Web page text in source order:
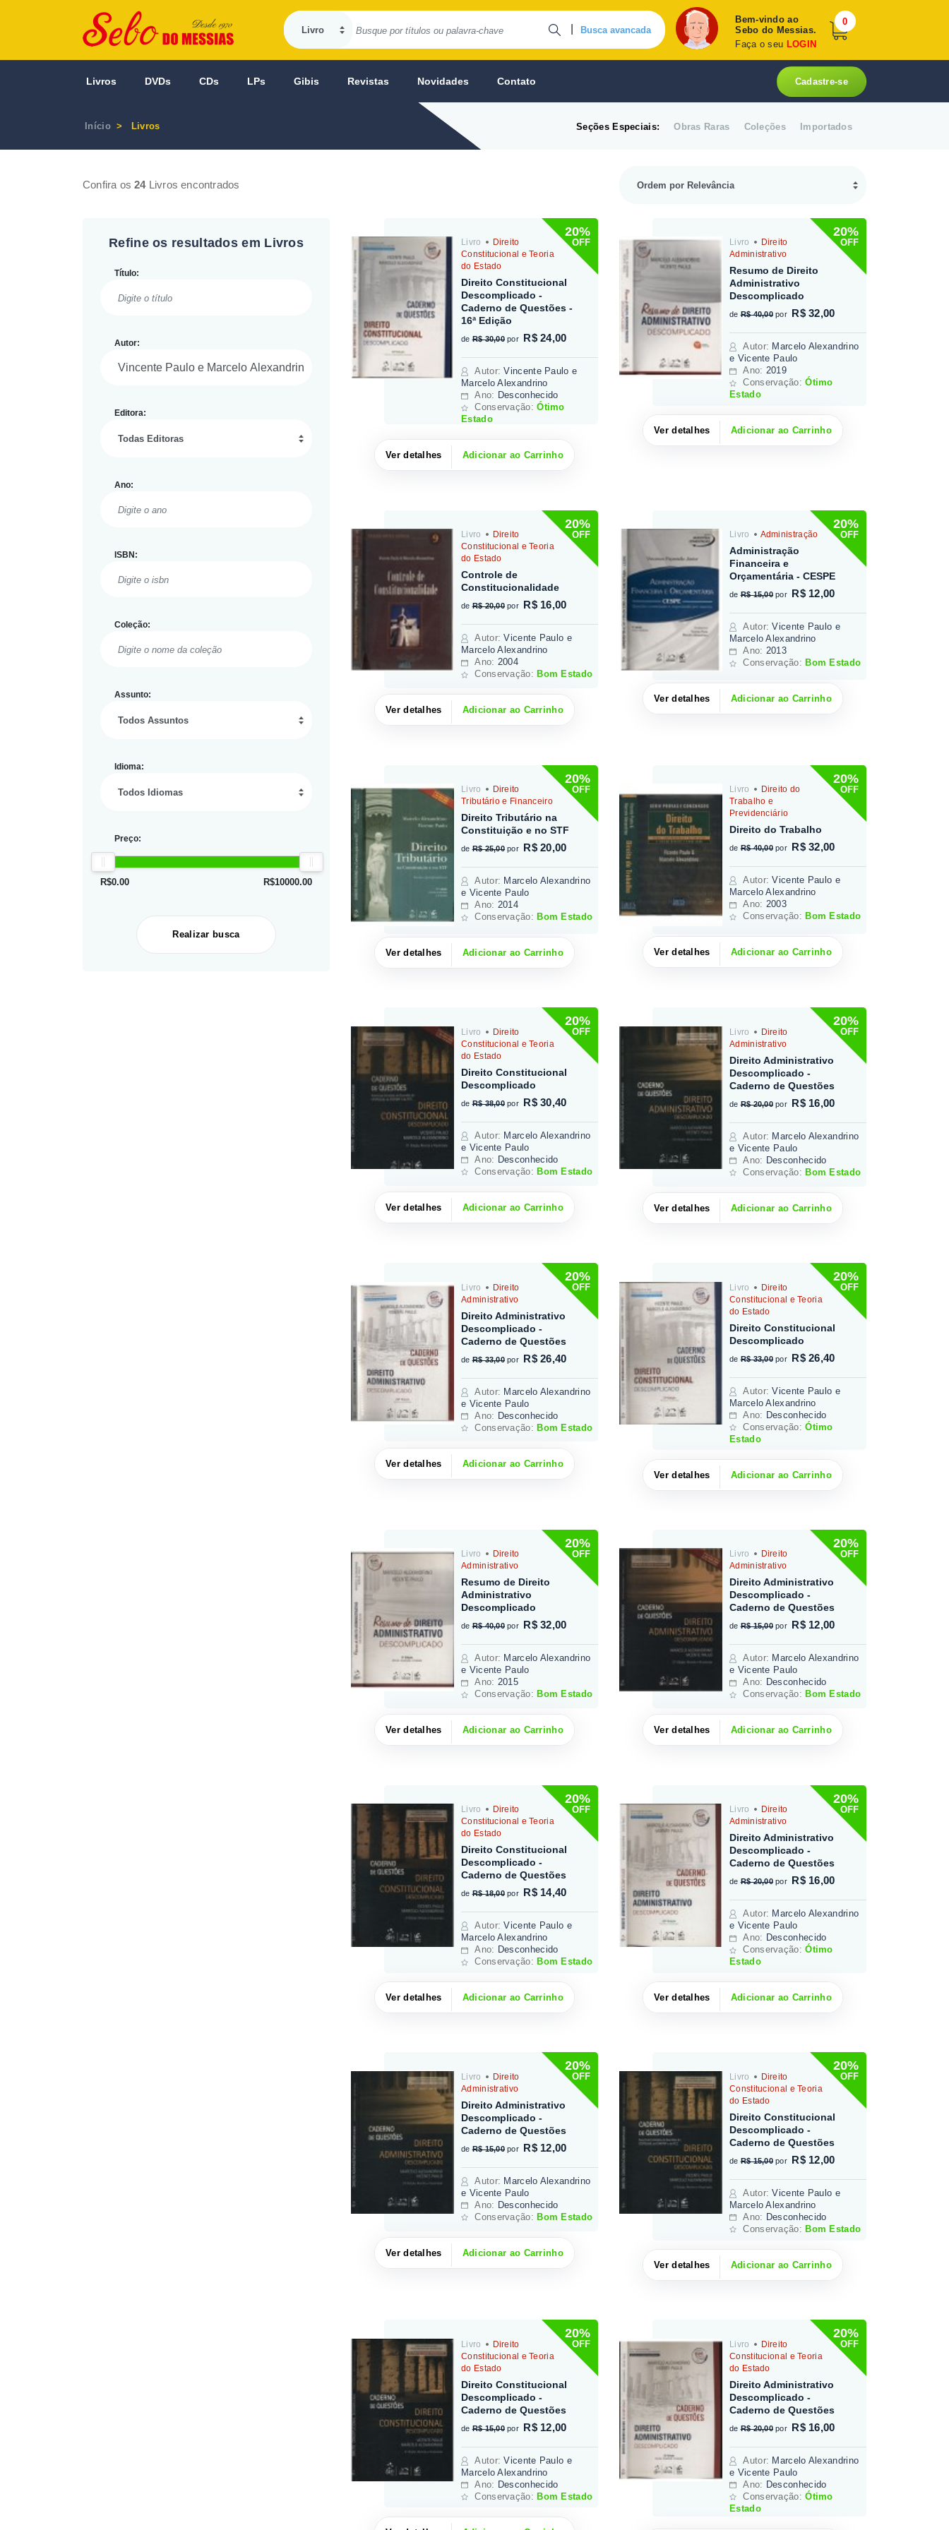
Busca avancada
Bem-vindo ao
Sebo do Messias.
Faça o seu LOGIN
0
Livros DVDs CDs LPs Gibis Revistas Novidades Contato Cadastre-se
Início Livros Seções Especiais: Obras Raras Coleções Importados
Confira os24Livros encontrados
Refine os resultados em Livros
Título:
Autor:
Editora:
Ano:
ISBN:
Coleção:
Assunto:
Idioma:
Preço:
R$0.00 R$10000.00
20%
OFF
Livro
Direito
Constitucional e Teoria
do Estado
Direito Constitucional
Descomplicado -
Caderno de Questões -
16ª Edição
de R$ 30,00 por R$ 24,00
Autor:Vincente Paulo e
Marcelo Alexandrino
Ano: Desconhecido
Conservação:Ótimo
Estado
Ver detalhes Adicionar ao Carrinho
20%
OFF
Livro
Direito
Administrativo
Resumo de Direito
Administrativo
Descomplicado
de R$ 40,00 por R$ 32,00
Autor: Marcelo Alexandrino
e Vicente Paulo
Ano: 2019
Conservação:Ótimo
Estado
Ver detalhes Adicionar ao Carrinho
20%
OFF
Livro
Direito
Constitucional e Teoria
do Estado
Controle de
Constitucionalidade
de R$ 20,00 por R$ 16,00
Autor:Vicente Paulo e
Marcelo Alexandrino
Ano: 2004
Conservação: Bom Estado
Ver detalhes Adicionar ao Carrinho
20%
OFF
Livro Administração
Administração
Financeira e
Orçamentária - CESPE
de R$ 15,00 por R$ 12,00
Autor:Vicente Paulo e
Marcelo Alexandrino
Ano: 2013
Conservação: Bom Estado
Ver detalhes Adicionar ao Carrinho
20%
OFF
Livro
Direito
Tributário e Financeiro
Direito Tributário na
Constituição e no STF
de R$ 25,00 por R$ 20,00
Autor: Marcelo Alexandrino
e Vicente Paulo
Ano: 2014
Conservação: Bom Estado
Ver detalhes Adicionar ao Carrinho
20%
OFF
Livro
Direito do
Trabalho e
Previdenciário
Direito do Trabalho
de R$ 40,00 por R$ 32,00
Autor:Vicente Paulo e
Marcelo Alexandrino
Ano: 2003
Conservação: Bom Estado
Ver detalhes Adicionar ao Carrinho
20%
OFF
Livro
Direito
Constitucional e Teoria
do Estado
Direito Constitucional
Descomplicado
de R$ 38,00 por R$ 30,40
Autor: Marcelo Alexandrino
e Vicente Paulo
Ano: Desconhecido
Conservação:Bom Estado
Ver detalhes Adicionar ao Carrinho
20%
OFF
Livro
Direito
Administrativo
Direito Administrativo
Descomplicado -
Caderno de Questões
de R$ 20,00 por R$ 16,00
Autor: Marcelo Alexandrino
e Vicente Paulo
Ano: Desconhecido
Conservação:Bom Estado
Ver detalhes Adicionar ao Carrinho
20%
OFF
Livro
Direito
Administrativo
Direito Administrativo
Descomplicado -
Caderno de Questões
de R$ 33,00 por R$ 26,40
Autor: Marcelo Alexandrino
e Vicente Paulo
Ano: Desconhecido
Conservação:Bom Estado
Ver detalhes Adicionar ao Carrinho
20%
OFF
Livro
Direito
Constitucional e Teoria
do Estado
Direito Constitucional
Descomplicado
de R$ 33,00 por R$ 26,40
Autor:Vicente Paulo e
Marcelo Alexandrino
Ano: Desconhecido
Conservação:Ótimo
Estado
Ver detalhes Adicionar ao Carrinho
20%
OFF
Livro
Direito
Administrativo
Resumo de Direito
Administrativo
Descomplicado
de R$ 40,00 por R$ 32,00
Autor: Marcelo Alexandrino
e Vicente Paulo
Ano: 2015
Conservação: Bom Estado
Ver detalhes Adicionar ao Carrinho
20%
OFF
Livro
Direito
Administrativo
Direito Administrativo
Descomplicado -
Caderno de Questões
de R$ 15,00 por R$ 12,00
Autor: Marcelo Alexandrino
e Vicente Paulo
Ano: Desconhecido
Conservação: Bom Estado
Ver detalhes Adicionar ao Carrinho
20%
OFF
Livro
Direito
Constitucional e Teoria
do Estado
Direito Constitucional
Descomplicado -
Caderno de Questões
de R$ 18,00 por R$ 14,40
Autor:Vicente Paulo e
Marcelo Alexandrino
Ano: Desconhecido
Conservação: Bom Estado
Ver detalhes Adicionar ao Carrinho
20%
OFF
Livro
Direito
Administrativo
Direito Administrativo
Descomplicado -
Caderno de Questões
de R$ 20,00 por R$ 16,00
Autor: Marcelo Alexandrino
e Vicente Paulo
Ano: Desconhecido
Conservação:Ótimo
Estado
Ver detalhes Adicionar ao Carrinho
20%
OFF
Livro
Direito
Administrativo
Direito Administrativo
Descomplicado -
Caderno de Questões
de R$ 15,00 por R$ 12,00
Autor: Marcelo Alexandrino
e Vicente Paulo
Ano: Desconhecido
Conservação: Bom Estado
Ver detalhes Adicionar ao Carrinho
20%
OFF
Livro
Direito
Constitucional e Teoria
do Estado
Direito Constitucional
Descomplicado -
Caderno de Questões
de R$ 15,00 por R$ 12,00
Autor:Vicente Paulo e
Marcelo Alexandrino
Ano: Desconhecido
Conservação: Bom Estado
Ver detalhes Adicionar ao Carrinho
20%
OFF
Livro
Direito
Constitucional e Teoria
do Estado
Direito Constitucional
Descomplicado -
Caderno de Questões
de R$ 15,00 por R$ 12,00
Autor:Vicente Paulo e
Marcelo Alexandrino
Ano: Desconhecido
Conservação:Bom Estado
20%
OFF
Livro
Direito
Constitucional e Teoria
do Estado
Direito Administrativo
Descomplicado -
Caderno de Questões
de R$ 20,00 por R$ 16,00
Autor: Marcelo Alexandrino
e Vicente Paulo
Ano: Desconhecido
Conservação:Ótimo
Estado